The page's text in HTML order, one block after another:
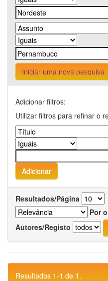
Iniciar uma nova pesquisa
Adicionar filtros:
Utilizar filtros para refinar o
Resultados/Página
Por
Autores/Registo
Resultados 1-1 de 1.